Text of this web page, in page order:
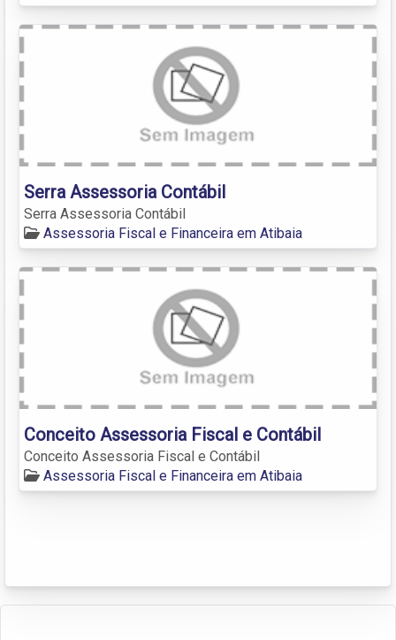
Serra Assessoria Contábil
Serra Assessoria Contábil
Assessoria Fiscal e Financeira em Atibaia
Conceito Assessoria Fiscal e Contábil
Conceito Assessoria Fiscal e Contábil
Assessoria Fiscal e Financeira em Atibaia